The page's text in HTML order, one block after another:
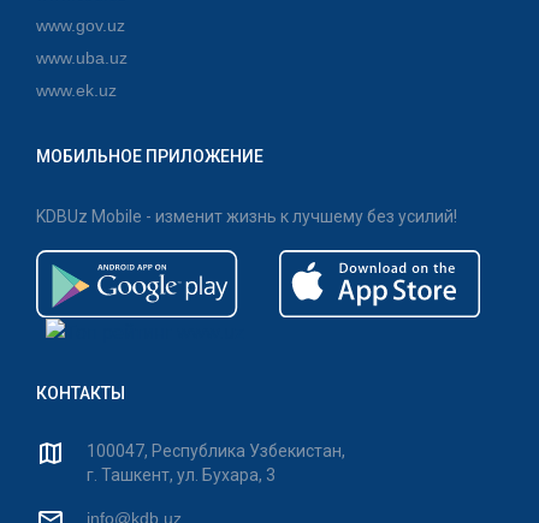
www.gov.uz
www.uba.uz
www.ek.uz
МОБИЛЬНОЕ ПРИЛОЖЕНИЕ
KDBUz Mobile - изменит жизнь к лучшему без усилий!
КОНТАКТЫ
100047, Республика Узбекистан,
г. Ташкент, ул. Бухара, 3
info@kdb.uz